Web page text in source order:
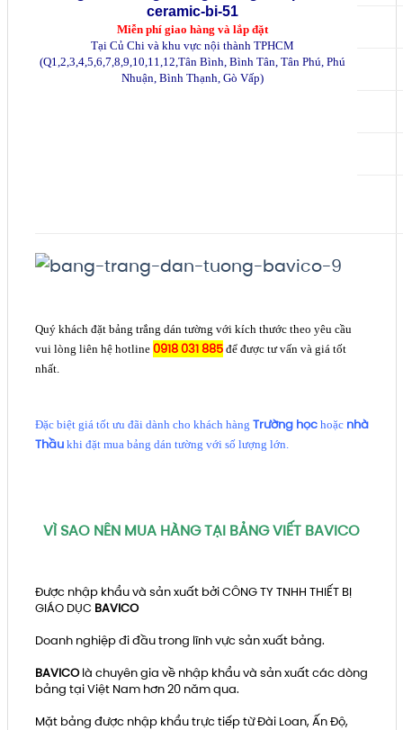
Miễn phí giao hàng và lắp đặt
Tại Củ Chi và khu vực nội thành TPHCM
(Q1,2,3,4,5,6,7,8,9,10,11,12,Tân Bình, Bình Tân, Tân Phú, Phú
Nhuận, Bình Thạnh, Gò Vấp)
Quý khách đặt bảng trắng dán tường với kích thước theo yêu cầu
vui lòng liên hệ hotline 0918 031 885để được tư vấn và giá tốt
nhất.
Đặc biệt giá tốt ưu đãi dành cho khách hàngTrường họchoặc nhà
Thầukhi đặt mua bảng dán tường với số lượng lớn.
VÌ SAO NÊN MUA HÀNG TẠI BẢNG VIẾT BAVICO
Được nhập khẩu và sản xuất bởi CÔNG TY TNHH THIẾT BỊ
GIÁO DỤC BAVICO
Doanh nghiệp đi đầu trong lĩnh vực sản xuất bảng.
BAVICOlà chuyên gia về nhập khẩu và sản xuất các dòng
bảng tại Việt Nam hơn 20 năm qua.
Mặt bảng được nhập khẩu trực tiếp từ Đài Loan, Ấn Độ,